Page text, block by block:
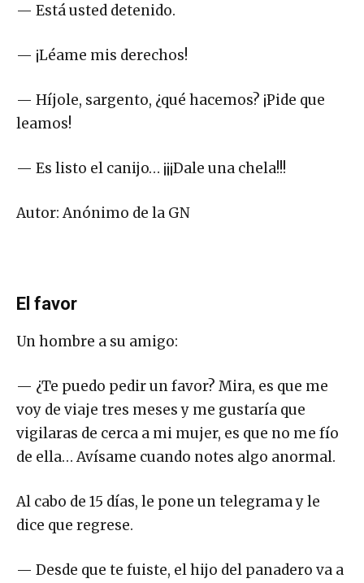
— Está usted detenido.
— ¡Léame mis derechos!
— Híjole, sargento, ¿qué hacemos? ¡Pide que
leamos!
— Es listo el canijo… ¡¡¡Dale una chela!!!
Autor: Anónimo de la GN
El favor
Un hombre a su amigo:
— ¿Te puedo pedir un favor? Mira, es que me
voy de viaje tres meses y me gustaría que
vigilaras de cerca a mi mujer, es que no me fío
de ella… Avísame cuando notes algo anormal.
Al cabo de 15 días, le pone un telegrama y le
dice que regrese.
— Desde que te fuiste, el hijo del panadero va a